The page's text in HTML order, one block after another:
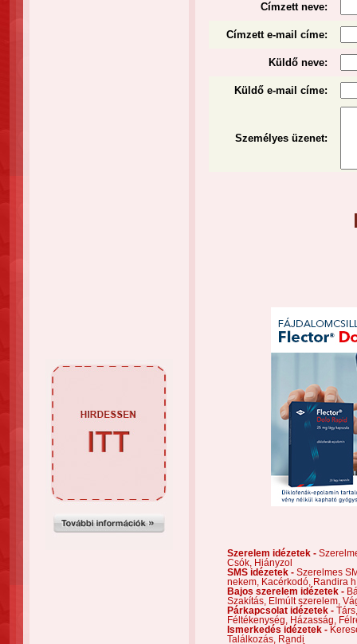
Címzett neve:
Címzett e-mail címe:
Küldő neve:
Küldő e-mail címe:
Személyes üzenet:
Szerelem idézetek -
Csók,
Hiányzol
SMS idézetek - Szerelmes
nekem,
Kacérkodó,
Randira
Bajos szerelem idézetek -
Szakítás,
Elmúlt szerelem,
Párkapcsolat idézetek -
Féltékenység,
Házasság,
Ismerkedés idézetek -
Találkozás,
Randi